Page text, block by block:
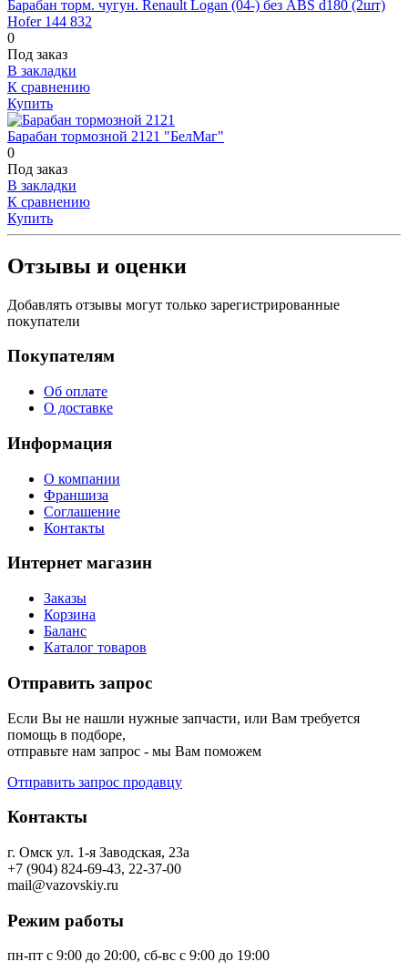
Барабан торм. чугун. Renault Logan (04-) без ABS d180 (2шт)
Hofer 144 832
0
Под заказ
В закладки
К сравнению
Купить
Барабан тормозной 2121 "БелМаг"
0
Под заказ
В закладки
К сравнению
Купить
Отзывы и оценки
Добавлять отзывы могут только зарегистрированные
покупатели
Покупателям
Об оплате
О доставке
Информация
О компании
Франшиза
Соглашение
Контакты
Интернет магазин
Заказы
Корзина
Баланс
Каталог товаров
Отправить запрос
Если Вы не нашли нужные запчасти, или Вам требуется
помощь в подборе,
отправьте нам запрос - мы Вам поможем
Отправить запрос продавцу
Контакты
г. Омск ул. 1-я Заводская, 23а
+7 (904) 824-69-43, 22-37-00
mail@vazovskiy.ru
Режим работы
пн-пт с 9:00 до 20:00, сб-вс с 9:00 до 19:00